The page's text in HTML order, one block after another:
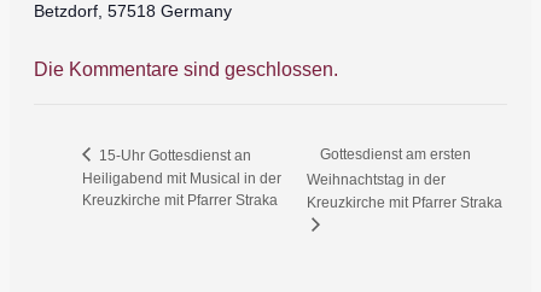
Betzdorf, 57518 Germany
Die Kommentare sind geschlossen.
15-Uhr Gottesdienst an
Heiligabend mit Musical in der
Kreuzkirche mit Pfarrer Straka
Gottesdienst am ersten
Weihnachtstag in der
Kreuzkirche mit Pfarrer Straka